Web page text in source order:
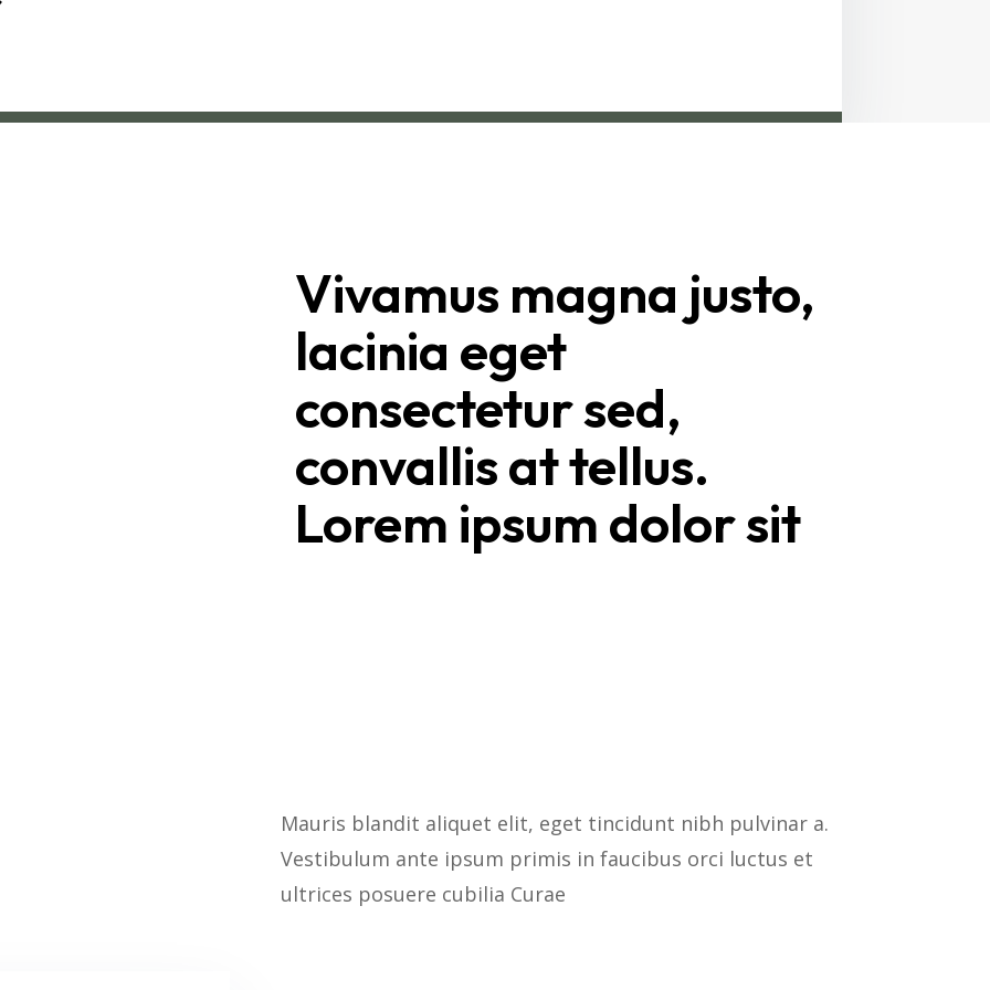
Vivamus magna justo,
lacinia eget
consectetur sed,
convallis at tellus.
Lorem ipsum dolor sit
Mauris blandit aliquet elit, eget tincidunt nibh pulvinar a.
Vestibulum ante ipsum primis in faucibus orci luctus et
ultrices posuere cubilia Curae